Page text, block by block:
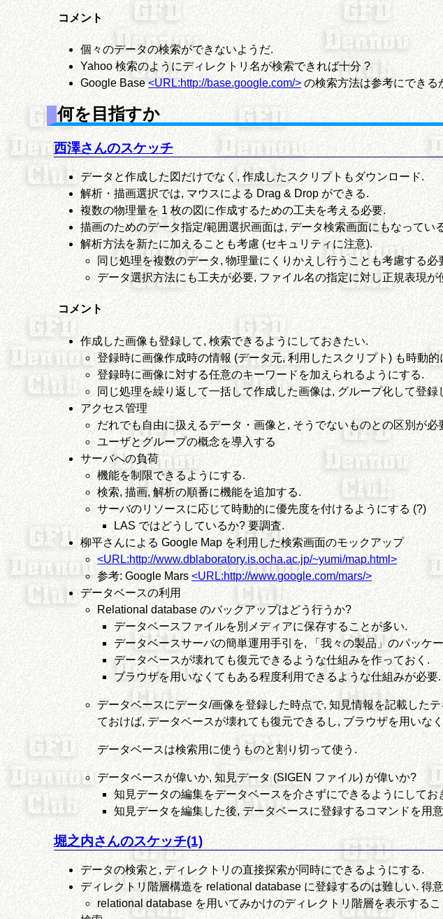
コメント
個々のデータの検索ができないようだ.
Yahoo 検索のようにディレクトリ名が検索できれば十分 ?
Google Base<URL:http://base.google.com/>の検索方法は参考にできる
何を目指すか
西澤さんのスケッチ
データと作成した図だけでなく, 作成したスクリプトもダウンロード.
解析・描画選択では, マウスによる Drag & Drop ができる.
複数の物理量を 1 枚の図に作成するための工夫を考える必要.
描画のためのデータ指定/範囲選択画面は, データ検索画面にもなってい
解析方法を新たに加えることも考慮 (セキュリティに注意).
同じ処理を複数のデータ, 物理量にくりかえし行うことも考慮する必
データ選択方法にも工夫が必要, ファイル名の指定に対し正規表現
コメント
作成した画像も登録して, 検索できるようにしておきたい.
登録時に画像作成時の情報 (データ元, 利用したスクリプト) も時動
登録時に画像に対する任意のキーワードを加えられるようにする.
同じ処理を繰り返して一括して作成した画像は, グループ化して登録
アクセス管理
だれでも自由に扱えるデータ・画像と, そうでないものとの区別が必
ユーザとグループの概念を導入する
サーバへの負荷
機能を制限できるようにする.
検索, 描画, 解析の順番に機能を追加する.
サーバのリソースに応じて時動的に優先度を付けるようにする (?)
LAS ではどうしているか? 要調査.
柳平さんによる Google Map を利用した検索画面のモックアップ
<URL:http://www.dblaboratory.is.ocha.ac.jp/~yumi/map.html>
参考: Google Mars<URL:http://www.google.com/mars/>
データベースの利用
Relational database のバックアップはどう行うか?
データベースファイルを別メディアに保存することが多い.
データベースサーバの簡単運用手引を, 「我々の製品」のパッケ
データベースが壊れても復元できるような仕組みを作っておく.
ブラウザを用いなくてもある程度利用できるような仕組みが必要.
データベースにデータ/画像を登録した時点で, 知見情報を記載した
ておけば, データベースが壊れても復元できるし, ブラウザを用いな
データベースは検索用に使うものと割り切って使う.
データベースが偉いか, 知見データ (SIGEN ファイル) が偉いか?
知見データの編集をデータベースを介さずにできるようにして
知見データを編集した後, データベースに登録するコマンドを用
堀之内さんのスケッチ(1)
データの検索と, ディレクトリの直接探索が同時にできるようにする.
ディレクトリ階層構造を relational database に登録するのは難しい. 得
relational database を用いてみかけのディレクトリ階層を表示する